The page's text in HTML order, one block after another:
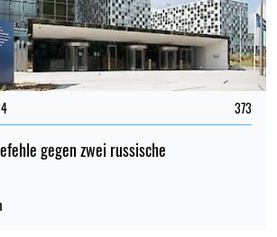
373
gegen zwei russische